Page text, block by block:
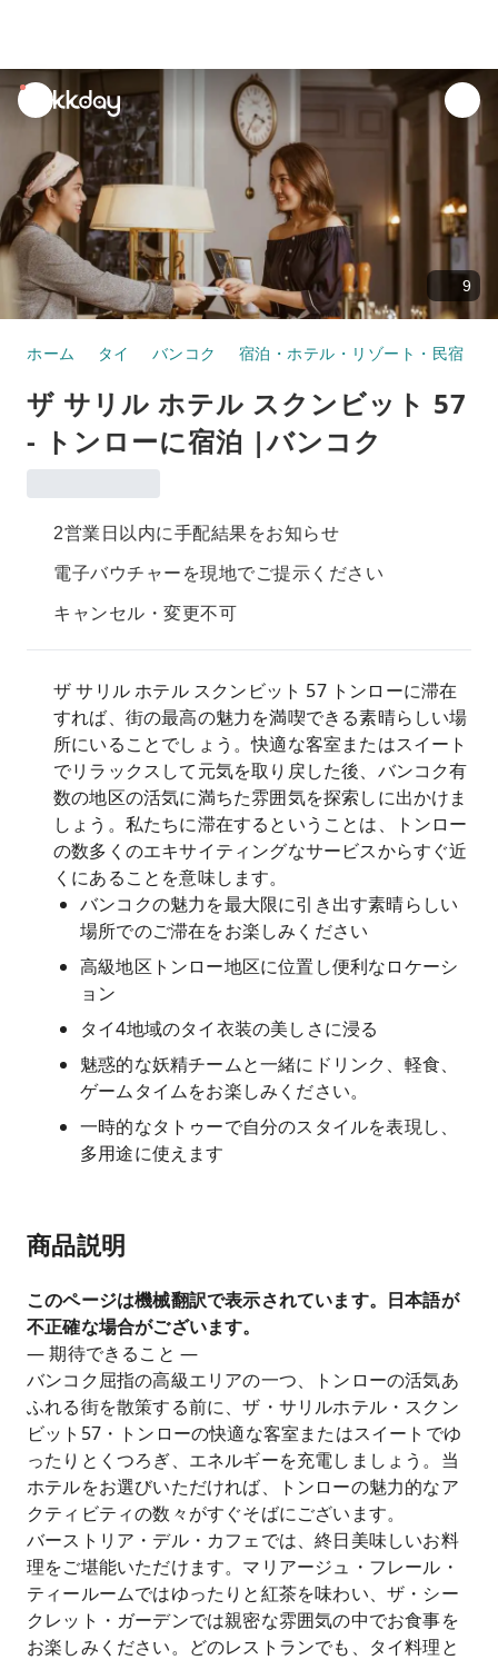
unread
notifications
9
ホーム タイ バンコク 宿泊・ホテル・リゾート・民宿
ザ サリル ホテル スクンビット 57
- トンローに宿泊 |バンコク
2営業日以内に手配結果をお知らせ
電子バウチャーを現地でご提示ください
キャンセル・変更不可
ザ サリル ホテル スクンビット 57 トンローに滞在
すれば、街の最高の魅力を満喫できる素晴らしい場
所にいることでしょう。快適な客室またはスイート
でリラックスして元気を取り戻した後、バンコク有
数の地区の活気に満ちた雰囲気を探索しに出かけま
しょう。私たちに滞在するということは、トンロー
の数多くのエキサイティングなサービスからすぐ近
くにあることを意味します。
バンコクの魅力を最大限に引き出す素晴らしい
場所でのご滞在をお楽しみください
高級地区トンロー地区に位置し便利なロケーシ
ョン
タイ4地域のタイ衣装の美しさに浸る
魅惑的な妖精チームと一緒にドリンク、軽食、
ゲームタイムをお楽しみください。
一時的なタトゥーで自分のスタイルを表現し、
多用途に使えます
商品説明
このページは機械翻訳で表示されています。日本語が
不正確な場合がございます。
— 期待できること —
バンコク屈指の高級エリアの一つ、トンローの活気あ
ふれる街を散策する前に、ザ・サリルホテル・スクン
ビット57・トンローの快適な客室またはスイートでゆ
ったりとくつろぎ、エネルギーを充電しましょう。当
ホテルをお選びいただければ、トンローの魅力的なア
クティビティの数々がすぐそばにございます。
バーストリア・デル・カフェでは、終日美味しいお料
理をご堪能いただけます。マリアージュ・フレール・
ティールームではゆったりと紅茶を味わい、ザ・シー
クレット・ガーデンでは親密な雰囲気の中でお食事を
お楽しみください。どのレストランでも、タイ料理と